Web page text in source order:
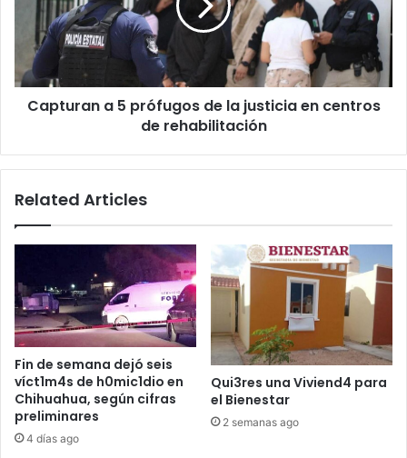
justicia
centros
Capturan a 5 prófugos de la justicia en centros
de rehabilitación
Related Articles
Fin de semana dejó seis
víct1m4s de h0mic1dio en
Chihuahua, según cifras
preliminares
4 días ago
Qui3res una Viviend4 para
el Bienestar
2 semanas ago